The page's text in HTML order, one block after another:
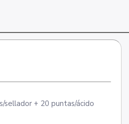
sellador + 20 puntas/ácido